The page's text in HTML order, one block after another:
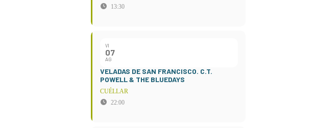
13:30
VI
07
AG
VELADAS DE SAN FRANCISCO. C.T.
POWELL & THE BLUEDAYS
CUÉLLAR
22:00